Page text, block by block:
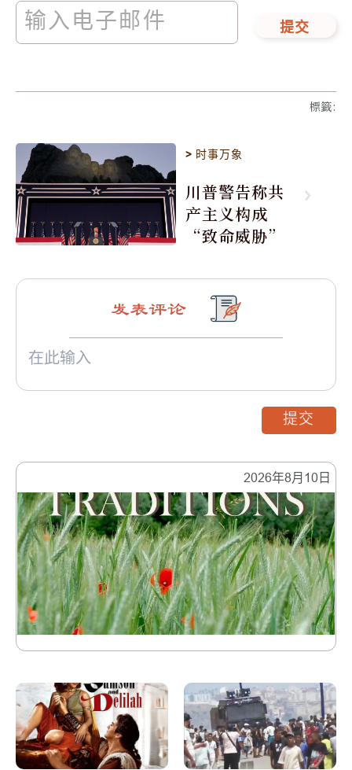
提交
標籤:
> 时事万象
川普警告称共
产主义构成
“致命威胁”
2026年8月10日
发表评论
提交